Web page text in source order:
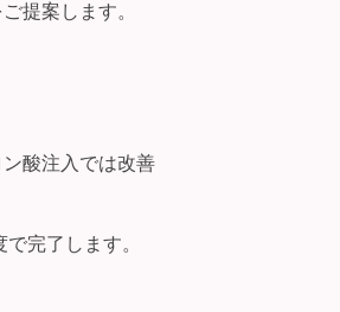
提案します。
酸注入では改善
完了します。